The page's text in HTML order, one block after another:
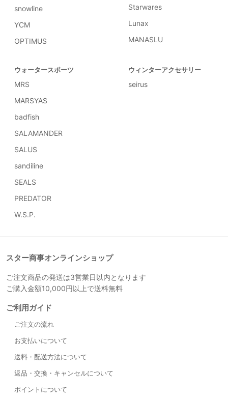
スター商事オンラインショップ
ご注文商品の発送は3営業日以内となります
ご購入金額10,000円以上で送料無料
ご利用ガイド
ご注文の流れ
お支払いについて
送料・配送方法について
返品・交換・キャンセルについて
ポイントについて
snowline
YCM
OPTIMUS
Starwares
Lunax
MANASLU
ウォータースポーツ
MRS
MARSYAS
badfish
SALAMANDER
SALUS
sandiline
SEALS
PREDATOR
W.S.P.
ウィンターアクセサリー
seirus